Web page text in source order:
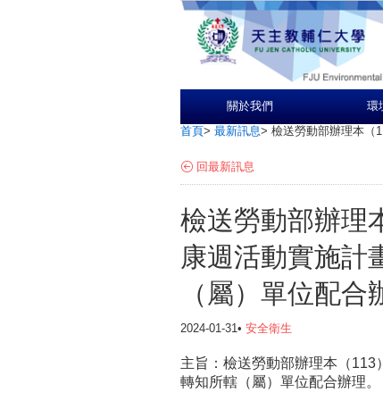
關於我們 環
首頁> 最新訊息> 檢送勞動部辦理本（
回最新訊息
檢送勞動部辦理
康週活動實施計
（屬）單位配合
2024-01-31• 安全衛生
主旨：檢送勞動部辦理本（113
轉知所轄（屬）單位配合辦理。